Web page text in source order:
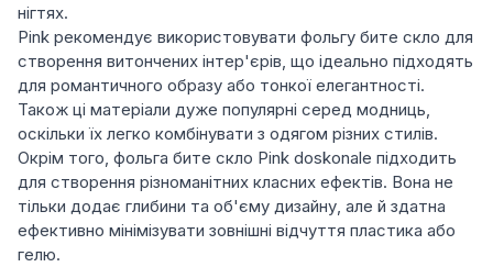
нігтях.
Pink рекомендує використовувати фольгу бите скло для
створення витончених інтер'єрів, що ідеально підходять
для романтичного образу або тонкої елегантності.
Також ці матеріали дуже популярні серед модниць,
оскільки їх легко комбінувати з одягом різних стилів.
Окрім того, фольга бите скло Pink doskonale підходить
для створення різноманітних класних ефектів. Вона не
тільки додає глибини та об'єму дизайну, але й здатна
ефективно мінімізувати зовнішні відчуття пластика або
гелю.